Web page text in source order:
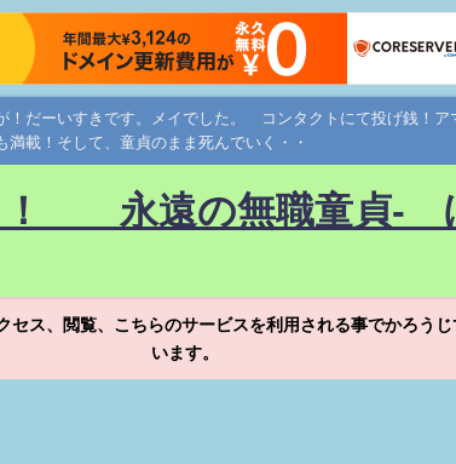
だーいすきです。メイでした。 コンタクトにて投げ銭！
載！そして、童貞のまま死んでいく・・
！ 永遠の無職童貞-
ス、閲覧、こちらのサービスを利用される事でかろう
います。